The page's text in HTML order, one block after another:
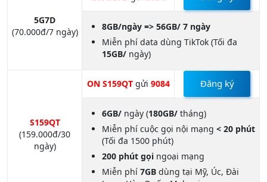
5G7D
Đăng ký
8GB/ngày => 56GB/ 7 ngày
Miễn phí data dùng TikTok (Tối đa
S159QT
(159.000đ/30
Đăng ký
6GB/ ngày (180GB/tháng)
Miễn phí cuộc gọi nội mạng
(Tối đa 1500 phút)
200 phút gọingoại mạng